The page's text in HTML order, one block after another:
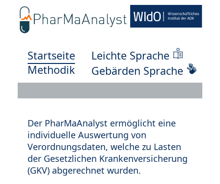
Startseite
Methodik
Leichte Sprache
Gebärden Sprache
Der PharMaAnalyst ermöglicht eine
individuelle Auswertung von
Verordnungsdaten, welche zu Lasten
der Gesetzlichen Krankenversicherung
(GKV) abgerechnet wurden.